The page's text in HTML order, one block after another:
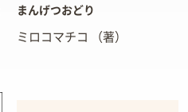
まんげつおどり
ミロコマチコ （著）